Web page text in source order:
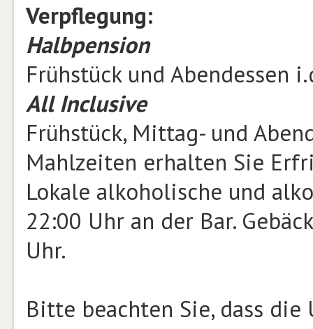
Verpflegung:
Halbpension
Frühstück und Abendessen
All Inclusive
Frühstück, Mittag- und
Mahlzeiten erhalten Sie
Lokale alkoholische und
22:00 Uhr an der Bar.
Uhr.
Bitte beachten Sie, dass